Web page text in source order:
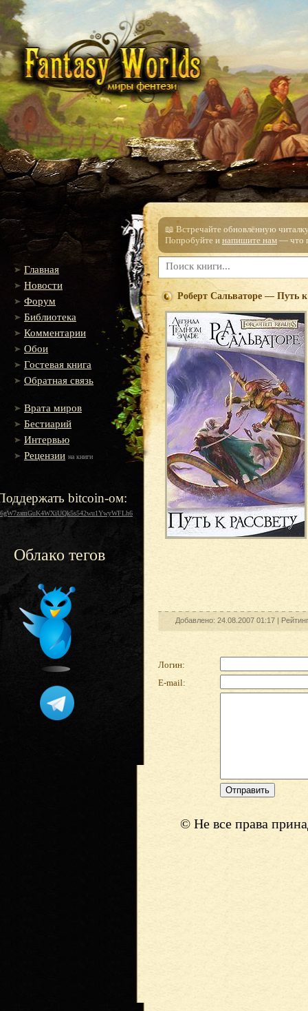
Главная
Новости
Форум
Библиотека
Комментарии
Обои
Гостевая книга
Обратная связь
Врата миров
Бестиарий
Интервью
Рецензии на книги
bitcoin-ом:
Облако тегов
📖 Встречайте обновлённую
Попробуйте и напишите нам — что
Роберт Сальваторе — Путь к
Добавлено: 24.08.2007 01:17 |
Логин:
E-mail:
© Не все права